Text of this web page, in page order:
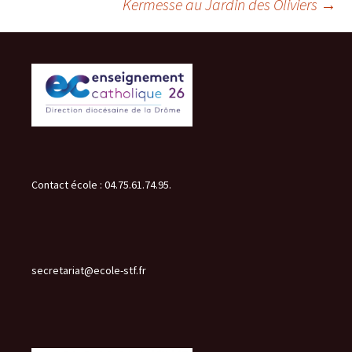
des
articles
Kermesse au Jardin des Oliviers →
Contact école : 04.75.61.74.95.
secretariat@ecole-stf.fr